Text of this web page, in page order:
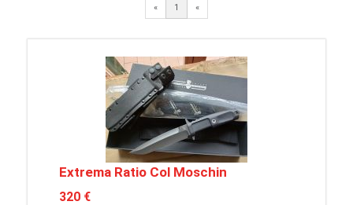
« 1 «
Extrema Ratio Col Moschin
320 €